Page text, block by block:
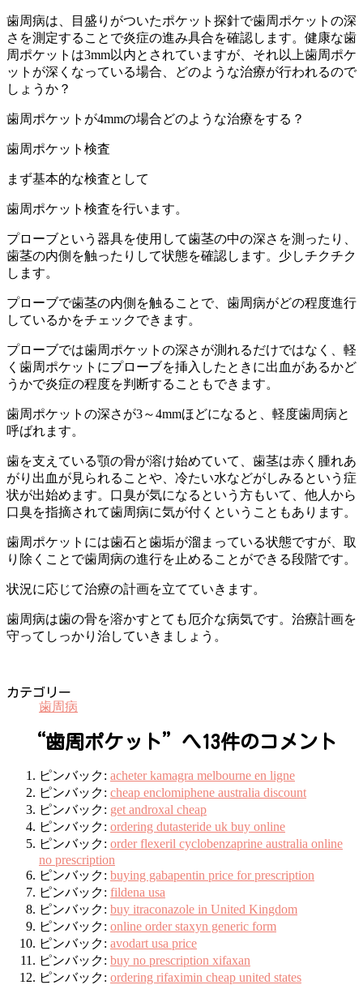
歯周病は、目盛りがついたポケット探針で歯周ポケットの深
さを測定することで炎症の進み具合を確認します。健康な歯
周ポケットは3mm以内とされていますが、それ以上歯周ポケ
ットが深くなっている場合、どのような治療が行われるので
しょうか？
歯周ポケットが4mmの場合どのような治療をする？
歯周ポケット検査
まず基本的な検査として
歯周ポケット検査を行います。
プローブという器具を使用して歯茎の中の深さを測ったり、
歯茎の内側を触ったりして状態を確認します。少しチクチク
します。
プローブで歯茎の内側を触ることで、歯周病がどの程度進行
しているかをチェックできます。
プローブでは歯周ポケットの深さが測れるだけではなく、軽
く歯周ポケットにプローブを挿入したときに出血があるかど
うかで炎症の程度を判断することもできます。
歯周ポケットの深さが3～4mmほどになると、軽度歯周病と
呼ばれます。
歯を支えている顎の骨が溶け始めていて、歯茎は赤く腫れあ
がり出血が見られることや、冷たい水などがしみるという症
状が出始めます。口臭が気になるという方もいて、他人から
口臭を指摘されて歯周病に気が付くということもあります。
歯周ポケットには歯石と歯垢が溜まっている状態ですが、取
り除くことで歯周病の進行を止めることができる段階です。
状況に応じて治療の計画を立てていきます。
歯周病は歯の骨を溶かすとても厄介な病気です。治療計画を
守ってしっかり治していきましょう。
カテゴリー
歯周病
“歯周ポケット”へ13件のコメント
ピンバック: acheter kamagra melbourne en ligne
ピンバック: cheap enclomiphene australia discount
ピンバック: get androxal cheap
ピンバック: ordering dutasteride uk buy online
ピンバック: order flexeril cyclobenzaprine australia online
no prescription
ピンバック: buying gabapentin price for prescription
ピンバック: fildena usa
ピンバック: buy itraconazole in United Kingdom
ピンバック: online order staxyn generic form
ピンバック: avodart usa price
ピンバック: buy no prescription xifaxan
ピンバック: ordering rifaximin cheap united states